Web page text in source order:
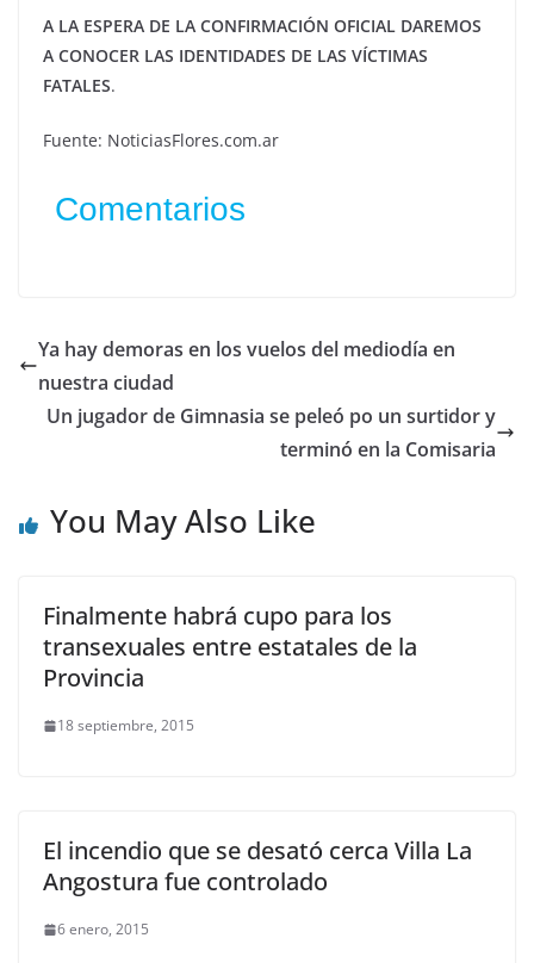
A LA ESPERA DE LA CONFIRMACIÓN OFICIAL DAREMOS
A CONOCER LAS IDENTIDADES DE LAS VÍCTIMAS
FATALES.
Fuente: NoticiasFlores.com.ar
Comentarios
Ya hay demoras en los vuelos del mediodía en
nuestra ciudad
Un jugador de Gimnasia se peleó po un surtidor y
terminó en la Comisaria
You May Also Like
Finalmente habrá cupo para los
transexuales entre estatales de la
Provincia
18 septiembre, 2015
El incendio que se desató cerca Villa La
Angostura fue controlado
6 enero, 2015